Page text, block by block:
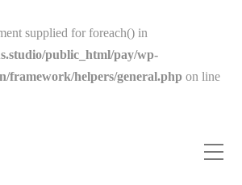
supplied for foreach() in
public_html/pay/wp-
framework/helpers/general.php on line